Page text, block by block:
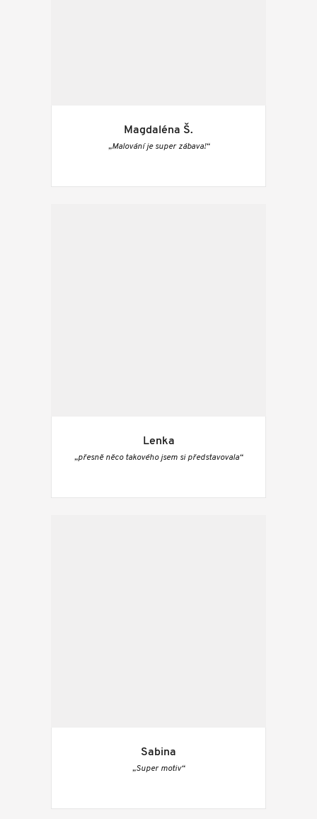
Magdaléna Š.
„Malování je super zábava!“
Lenka
„přesně něco takového jsem si představovala“
Sabina
„Super motiv“